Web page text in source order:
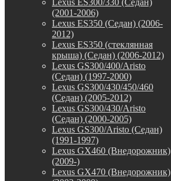
(2001-2006)
Lexus ES350 (Седан) (2006-
2012)
Lexus ES350 (стеклянная
крыша) (Седан) (2006-2012)
Lexus GS300/400/Aristo
(Седан) (1997-2000)
Lexus GS300/430/450/460
(Седан) (2005-2012)
Lexus GS300/430/Aristo
(Седан) (2000-2005)
Lexus GS300/Aristo (Седан)
(1991-1997)
Lexus GX460 (Внедорожник)
(2009-)
Lexus GX470 (Внедорожник)